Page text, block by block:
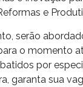
e
serão
o momento
por
garanta sua